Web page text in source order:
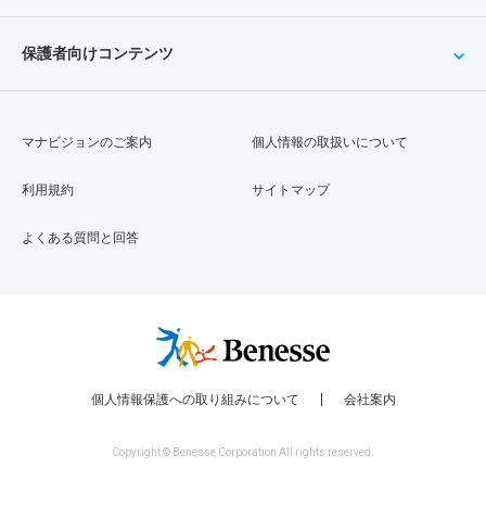
保護者向けコンテンツ
マナビジョンのご案内
利用規約
よくある質問と回答
個人情報の取扱いについて
サイトマップ
個人情報保護への取り組みについて 会社案内
Copyright © Benesse Corporation All rights reserved.